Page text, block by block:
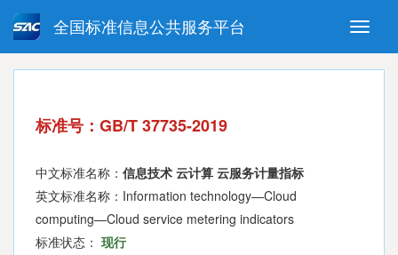
Toggle
全国标准信息公共服务平台
强制性国家标准 推荐性国家标准
指导性技术文件 (National standards in foreign
标准号：GB/T 37735-2019
中文标准名称： 信息技术 云计算 云服务计量指标
英文标准名称：Information technology—Cloud
computing—Cloud service metering indicators
标准状态： 现行